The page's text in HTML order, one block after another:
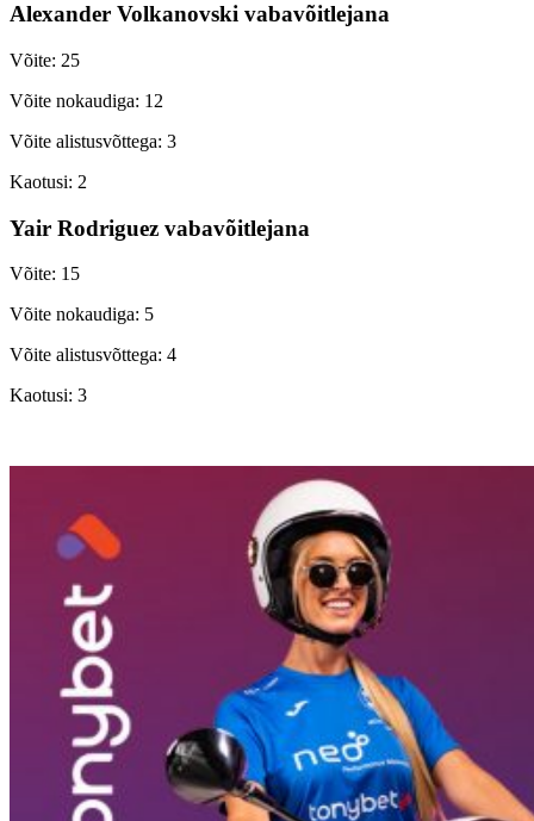
Alexander Volkanovski vabavõitlejana
Võite: 25
Võite nokaudiga: 12
Võite alistusvõttega: 3
Kaotusi: 2
Yair Rodriguez vabavõitlejana
Võite: 15
Võite nokaudiga: 5
Võite alistusvõttega: 4
Kaotusi: 3